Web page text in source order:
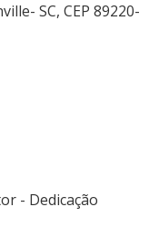
SC, CEP 89220-
- Dedicação